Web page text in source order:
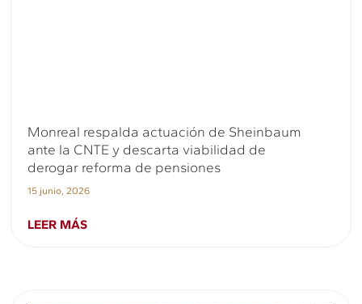
Monreal respalda actuación de Sheinbaum
ante la CNTE y descarta viabilidad de
derogar reforma de pensiones
15 junio, 2026
LEER MÁS